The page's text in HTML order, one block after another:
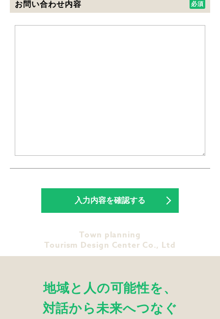
お問い合わせ内容
Town planning
Tourism Design Center Co., Ltd
地域と人の可能性を、
対話から未来へつなぐ